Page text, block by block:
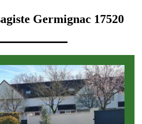
Germignac 17520